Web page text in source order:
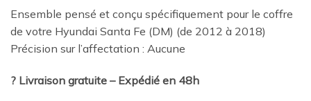
Ensemble pensé et conçu spécifiquement pour le coffre
de votre Hyundai Santa Fe (DM) (de 2012 à 2018)
Précision sur l’affectation : Aucune
? Livraison gratuite – Expédié en 48h